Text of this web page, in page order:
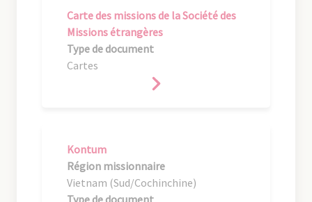
Carte des missions de la Société des
Missions étrangères
Type de document
Cartes
Kontum
Région missionnaire
Vietnam (Sud/Cochinchine)
Type de document